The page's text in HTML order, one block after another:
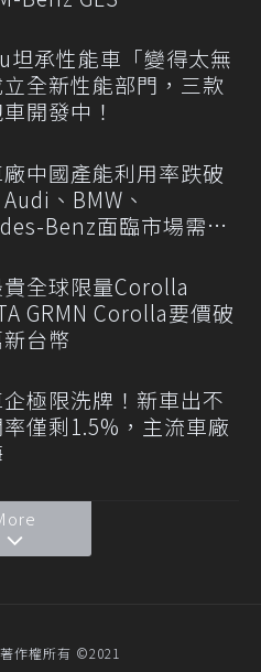
坦承性能車「變得太無
全新性能部門，三款
開發中！
中國產能利用率跌破
、BMW、
Benz面臨市場需求
貴全球限量Corolla
GRMN Corolla要價破
台幣
極限洗牌！新車出不
僅剩1.5%，主流車廠
作權所有 ©2021